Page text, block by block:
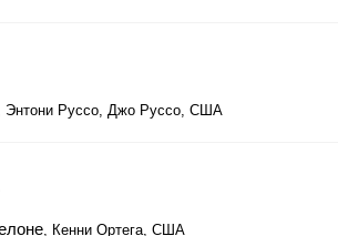
Энтони Руссо, Джо Руссо, США
, Кенни Ортега, США